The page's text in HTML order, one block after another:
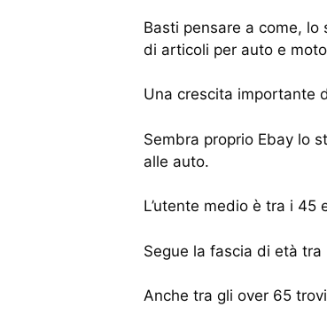
Basti pensare a come,
di articoli per auto e
Una crescita importante
Sembra proprio Ebay lo
alle auto.
L’utente medio è tra i
Segue la fascia di età
Anche tra gli over 65